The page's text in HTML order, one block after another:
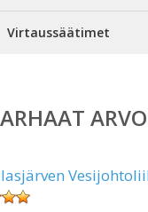
Virtaussäätimet